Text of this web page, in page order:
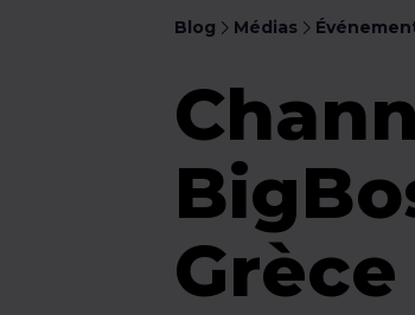
Blog Médias
Grèce